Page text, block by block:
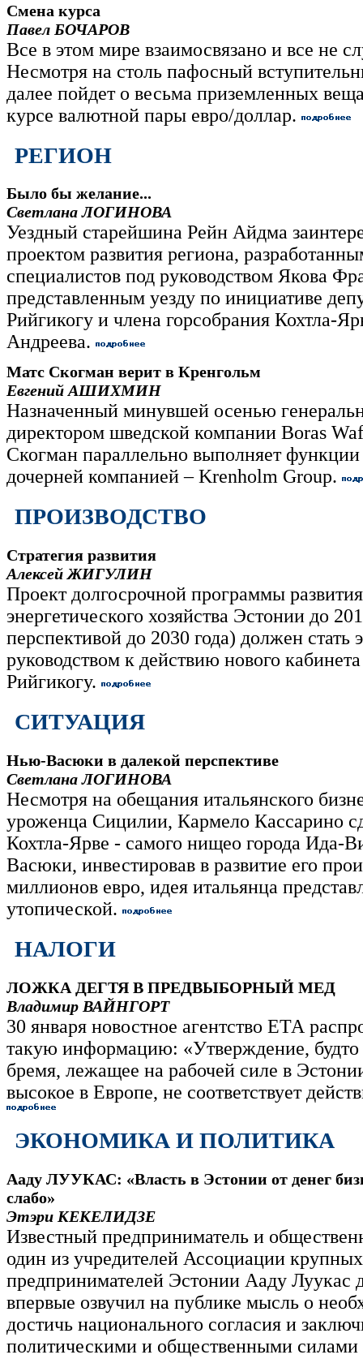
Смена курса
Павел БОЧАРОВ
Все в этом мире взаимосвязано и все не
Несмотря на столь пафосный
далее пойдет о весьма приземленных
курсе валютной пары евро/доллар.
РЕГИОН
Было бы желание...
Светлана ЛОГИНОВА
Уездный старейшина Рейн Айдма
проектом развития региона,
специалистов под руководством Якова
представленным уезду по инициативе
Рийгикогу и члена горсобрания Кохтла-
Андреева.
Матс Скогман верит в Кренгольм
Евгений АШИХМИН
Назначенный минувшей осенью
директором шведской компании Boras
Скогман параллельно выполняет
дочерней компанией – Krenholm Group.
ПРОИЗВОДСТВО
Стратегия развития
Алексей ЖИГУЛИН
Проект долгосрочной программы
энергетического хозяйства Эстонии до
перспективой до 2030 года) должен
руководством к действию нового
Рийгикогу.
СИТУАЦИЯ
Нью-Васюки в далекой перспективе
Светлана ЛОГИНОВА
Несмотря на обещания итальянского
уроженца Сицилии, Кармело Кассарино
Кохтла-Ярве - самого нищео города Ида-
Васюки, инвестировав в развитие его
миллионов евро, идея итальянца
утопической.
НАЛОГИ
ЛОЖКА ДЕГТЯ В ПРЕДВЫБОРНЫЙ МЕД
Владимир ВАЙНГОРТ
30 января новостное агентство ЕТА
такую информацию: «Утверждение, будто
бремя, лежащее на рабочей силе в
высокое в Европе, не соответствует
ЭКОНОМИКА И ПОЛИТИКА
Ааду ЛУУКАС: «Власть в Эстонии от денег
слабо»
Этэри КЕКЕЛИДЗЕ
Известный предприниматель и
один из учредителей Ассоциации крупных
предпринимателей Эстонии Ааду Луукас
впервые озвучил на публике мысль о
достичь национального согласия и
политическими и общественными силами